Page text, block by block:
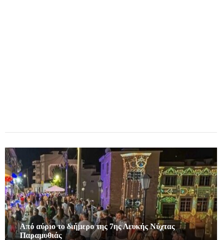
Από αύριο το διήμερο της 7ης Λευκής Νύχτας
Παραμυθιάς